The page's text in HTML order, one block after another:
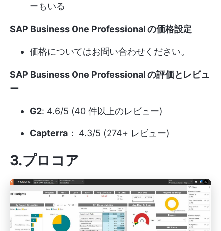
ーもいる
SAP Business One Professional の価格設定
価格についてはお問い合わせください。
SAP Business One Professional の評価とレビュ
ー
G2: 4.6/5 (40 件以上のレビュー)
Capterra ： 4.3/5 (274+ レビュー)
3.プロコア